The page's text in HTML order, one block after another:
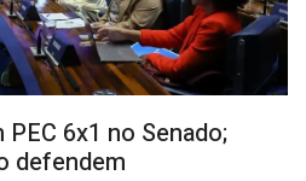
6x1 no Senado;
defendem